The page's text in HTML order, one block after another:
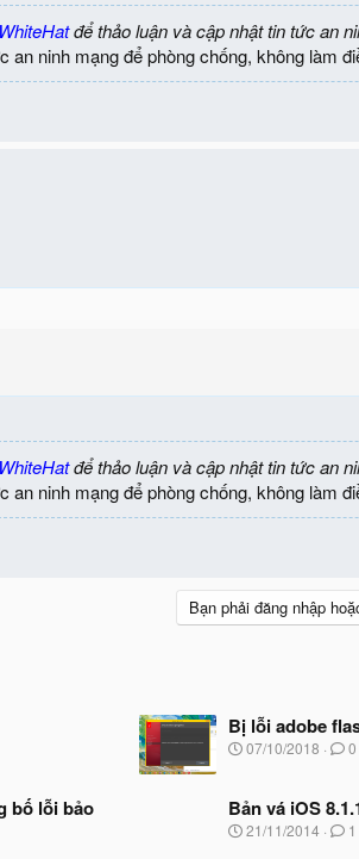
để thảo luận và cập nhật tin tức an
an ninh mạng để phòng chống, không làm
để thảo luận và cập nhật tin tức an
an ninh mạng để phòng chống, không làm
Bạn phải đăng nhập
Bị lỗi adobe
N
y
b
ắ
07/10/2018 0
bố lỗi bảo
Bản vá iOS
N
21/11/2014 1